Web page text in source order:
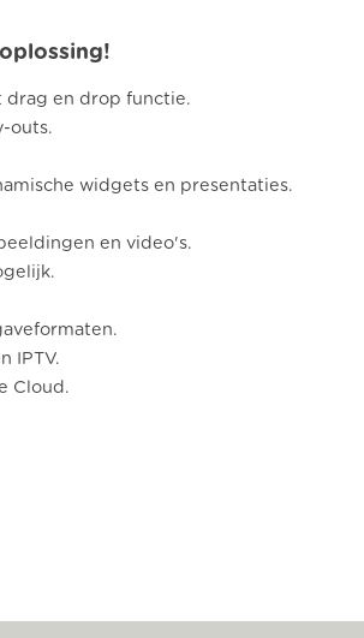
drag en drop functie.
outs.
widgets en presentaties.
en video's.
IPTV.
Cloud.